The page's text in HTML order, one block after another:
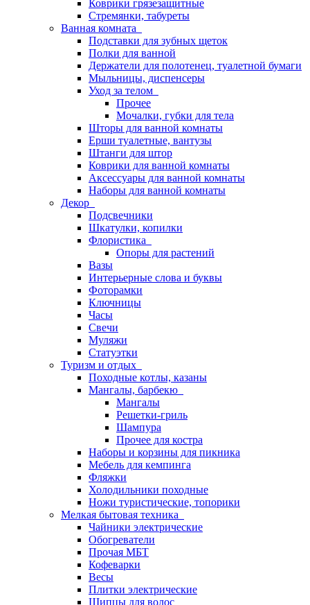
Коврики грязезащитные
Стремянки, табуреты
Ванная комната
Подставки для зубных щеток
Полки для ванной
Держатели для полотенец, туалетной бумаги
Мыльницы, диспенсеры
Уход за телом
Прочее
Мочалки, губки для тела
Шторы для ванной комнаты
Ерши туалетные, вантузы
Штанги для штор
Коврики для ванной комнаты
Аксессуары для ванной комнаты
Наборы для ванной комнаты
Декор
Подсвечники
Шкатулки, копилки
Флористика
Опоры для растений
Вазы
Интерьерные слова и буквы
Фоторамки
Ключницы
Часы
Свечи
Муляжи
Статуэтки
Туризм и отдых
Походные котлы, казаны
Мангалы, барбекю
Мангалы
Решетки-гриль
Шампура
Прочее для костра
Наборы и корзины для пикника
Мебель для кемпинга
Фляжки
Холодильники походные
Ножи туристические, топорики
Мелкая бытовая техника
Чайники электрические
Обогреватели
Прочая МБТ
Кофеварки
Весы
Плитки электрические
Щипцы для волос